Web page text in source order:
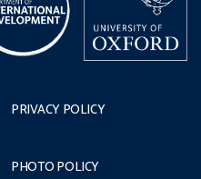
PRIVACY POLICY
PHOTO POLICY